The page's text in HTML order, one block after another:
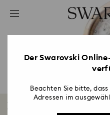
Liste Tastaturkürzel
2 - Footer
4 - Suchergebnisse
Roségoldfarbene
Der Swarovski
Beachten Sie bitte,
Adressen im